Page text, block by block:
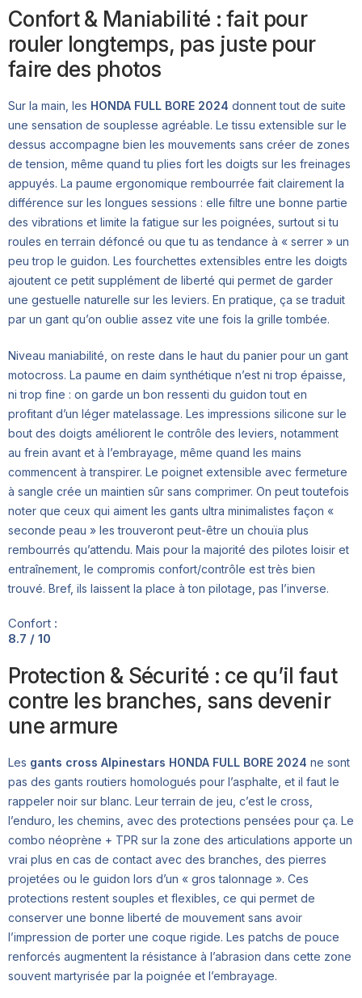
Confort & Maniabilité : fait pour
rouler longtemps, pas juste pour
faire des photos
Sur la main, les HONDA FULL BORE 2024 donnent tout de suite
une sensation de souplesse agréable. Le tissu extensible sur le
dessus accompagne bien les mouvements sans créer de zones
de tension, même quand tu plies fort les doigts sur les freinages
appuyés. La paume ergonomique rembourrée fait clairement la
différence sur les longues sessions : elle filtre une bonne partie
des vibrations et limite la fatigue sur les poignées, surtout si tu
roules en terrain défoncé ou que tu as tendance à « serrer » un
peu trop le guidon. Les fourchettes extensibles entre les doigts
ajoutent ce petit supplément de liberté qui permet de garder
une gestuelle naturelle sur les leviers. En pratique, ça se traduit
par un gant qu’on oublie assez vite une fois la grille tombée.
Niveau maniabilité, on reste dans le haut du panier pour un gant
motocross. La paume en daim synthétique n’est ni trop épaisse,
ni trop fine : on garde un bon ressenti du guidon tout en
profitant d’un léger matelassage. Les impressions silicone sur le
bout des doigts améliorent le contrôle des leviers, notamment
au frein avant et à l’embrayage, même quand les mains
commencent à transpirer. Le poignet extensible avec fermeture
à sangle crée un maintien sûr sans comprimer. On peut toutefois
noter que ceux qui aiment les gants ultra minimalistes façon «
seconde peau » les trouveront peut-être un chouïa plus
rembourrés qu’attendu. Mais pour la majorité des pilotes loisir et
entraînement, le compromis confort/contrôle est très bien
trouvé. Bref, ils laissent la place à ton pilotage, pas l’inverse.
Confort :
8.7 / 10
Protection & Sécurité : ce qu’il faut
contre les branches, sans devenir
une armure
Les gants cross Alpinestars HONDA FULL BORE 2024 ne sont
pas des gants routiers homologués pour l’asphalte, et il faut le
rappeler noir sur blanc. Leur terrain de jeu, c’est le cross,
l’enduro, les chemins, avec des protections pensées pour ça. Le
combo néoprène + TPR sur la zone des articulations apporte un
vrai plus en cas de contact avec des branches, des pierres
projetées ou le guidon lors d’un « gros talonnage ». Ces
protections restent souples et flexibles, ce qui permet de
conserver une bonne liberté de mouvement sans avoir
l’impression de porter une coque rigide. Les patchs de pouce
renforcés augmentent la résistance à l’abrasion dans cette zone
souvent martyrisée par la poignée et l’embrayage.